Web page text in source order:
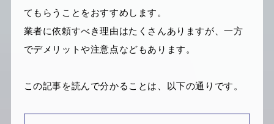
てもらうことをおすすめします。
業者に依頼すべき理由はたくさんありますが、一方
でデメリットや注意点などもあります。
この記事を読んで分かることは、以下の通りです。